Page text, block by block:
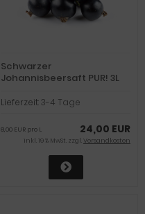
Schwarzer
Johannisbeersaft PUR! 3L
Lieferzeit: 3-4 Tage
24,00 EUR
8,00 EUR pro L
inkl. 19 % MwSt. zzgl.Versandkosten